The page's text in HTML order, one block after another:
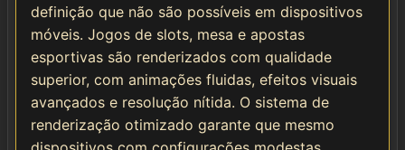
definição que não são possíveis em dispositivos
móveis. Jogos de slots, mesa e apostas
esportivas são renderizados com qualidade
superior, com animações fluidas, efeitos visuais
avançados e resolução nítida. O sistema de
renderização otimizado garante que mesmo